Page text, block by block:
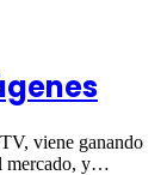
viene ganando
mercado, y…